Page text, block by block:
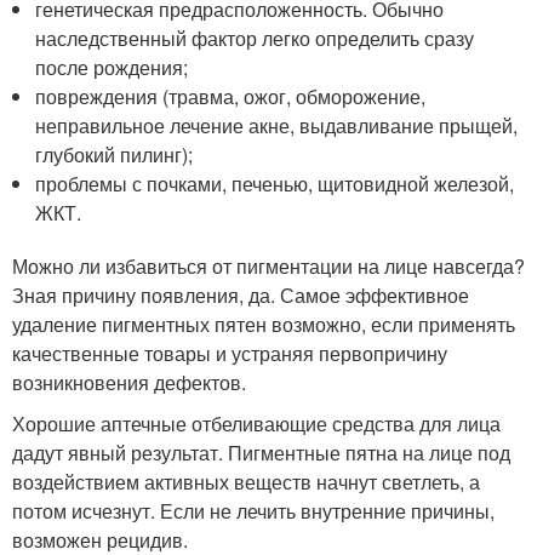
генетическая предрасположенность. Обычно
наследственный фактор легко определить сразу
после рождения;
повреждения (травма, ожог, обморожение,
неправильное лечение акне, выдавливание прыщей,
глубокий пилинг);
проблемы с почками, печенью, щитовидной железой,
ЖКТ.
Можно ли избавиться от пигментации на лице навсегда?
Зная причину появления, да. Самое эффективное
удаление пигментных пятен возможно, если применять
качественные товары и устраняя первопричину
возникновения дефектов.
Хорошие аптечные отбеливающие средства для лица
дадут явный результат. Пигментные пятна на лице под
воздействием активных веществ начнут светлеть, а
потом исчезнут. Если не лечить внутренние причины,
возможен рецидив.